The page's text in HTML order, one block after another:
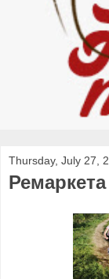
Thursday, July 27,